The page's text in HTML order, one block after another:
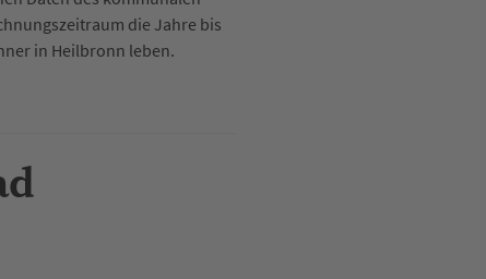
die Jahre bis
in Heilbronn leben.